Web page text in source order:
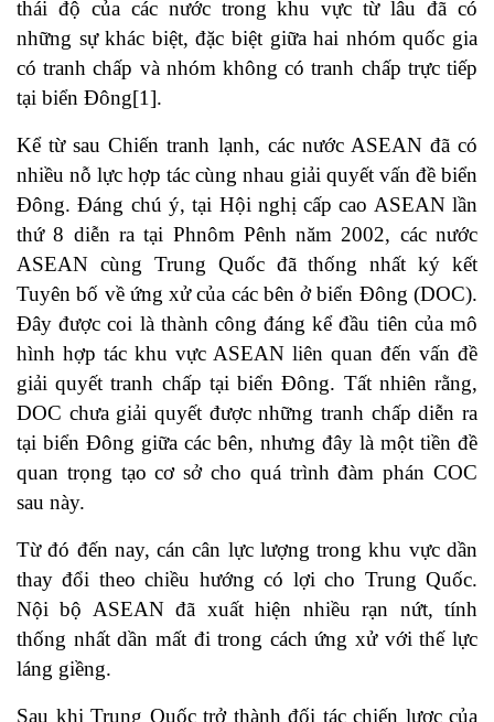
thái độ của các nước trong khu vực từ lâu đã có
những sự khác biệt, đặc biệt giữa hai nhóm quốc gia
có tranh chấp và nhóm không có tranh chấp trực tiếp
tại biển Đông[1].
Kể từ sau Chiến tranh lạnh, các nước ASEAN đã có
nhiều nỗ lực hợp tác cùng nhau giải quyết vấn đề biển
Đông. Đáng chú ý, tại Hội nghị cấp cao ASEAN lần
thứ 8 diễn ra tại Phnôm Pênh năm 2002, các nước
ASEAN cùng Trung Quốc đã thống nhất ký kết
Tuyên bố về ứng xử của các bên ở biển Đông (DOC).
Đây được coi là thành công đáng kể đầu tiên của mô
hình hợp tác khu vực ASEAN liên quan đến vấn đề
giải quyết tranh chấp tại biển Đông. Tất nhiên rằng,
DOC chưa giải quyết được những tranh chấp diễn ra
tại biển Đông giữa các bên, nhưng đây là một tiền đề
quan trọng tạo cơ sở cho quá trình đàm phán COC
sau này.
Từ đó đến nay, cán cân lực lượng trong khu vực dần
thay đổi theo chiều hướng có lợi cho Trung Quốc.
Nội bộ ASEAN đã xuất hiện nhiều rạn nứt, tính
thống nhất dần mất đi trong cách ứng xử với thế lực
láng giềng.
Sau khi Trung Quốc trở thành đối tác chiến lược của